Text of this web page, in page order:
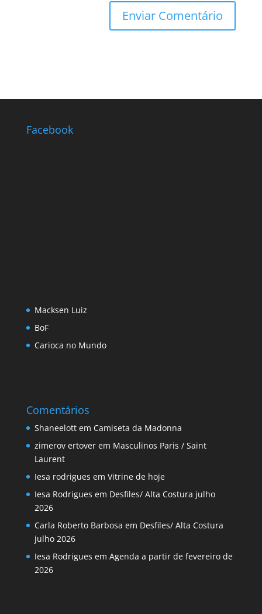
Facebook
Macksen Luiz
BoF
Carioca no Mundo
Comentários
Shaneelottem Camiseta da Madonna
zimerov ertoverem Masculinos Paris / Saint
Laurent
Iesa rodrigues em Vitrine de hoje
Iesa Rodrigues em Desfiles/ Alta Costura julho
2026
Carla Roberto Barbosa em Desfiles/ Alta Costura
julho 2026
Iesa Rodrigues em Agenda a partir de fevereiro de
2026